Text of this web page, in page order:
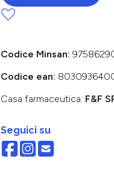
Codice Minsan:
Codice ean:
Casa farmaceutica: F&F
Seguici su